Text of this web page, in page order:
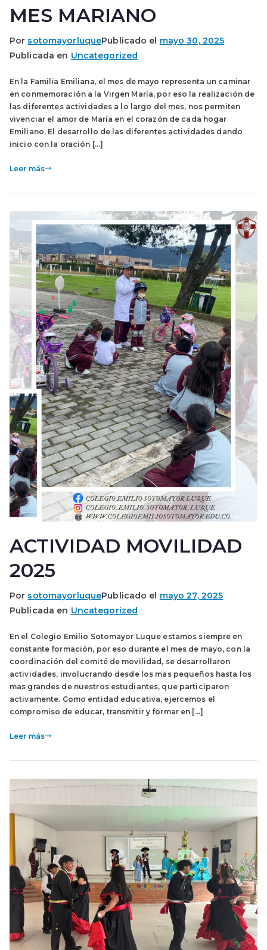
MES MARIANO
Por sotomayorluquePublicado el mayo 30, 2025
Publicada en Uncategorized
En la Familia Emiliana, el mes de mayo representa un caminar
en conmemoración a la Virgen María, por eso la realización de
las diferentes actividades a lo largo del mes, nos permiten
vivenciar el amor de María en el corazón de cada hogar
Emiliano. El desarrollo de las diferentes actividades dando
inicio con la oración […]
Leer más
ACTIVIDAD MOVILIDAD
2025
Por sotomayorluquePublicado el mayo 27, 2025
Publicada en Uncategorized
En el Colegio Emilio Sotomayor Luque estamos siempre en
constante formación, por eso durante el mes de mayo, con la
coordinación del comité de movilidad, se desarrollaron
actividades, involucrando desde los mas pequeños hasta los
mas grandes de nuestros estudiantes, que participaron
activamente. Como entidad educativa, ejercemos el
compromiso de educar, transmitir y formar en […]
Leer más